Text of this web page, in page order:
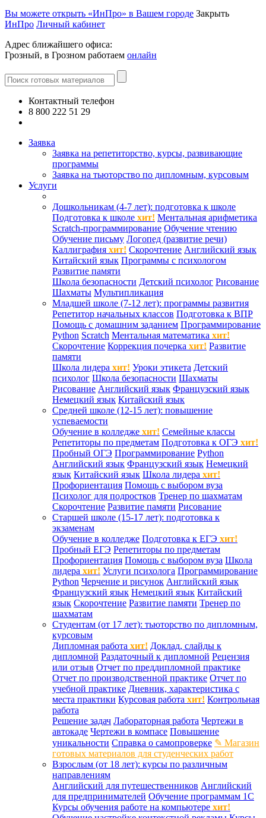
Вы можете открыть «ИнПро» в Вашем городе Закрыть
ИнПро Личный кабинет
Адрес ближайшего офиса:
Грозный, в Грозном работаем онлайн
Контактный телефон
8 800 222 51 29
Заявка
Заявка на репетиторство, курсы, развивающие
программы
Заявка на тьюторство по дипломным, курсовым
Услуги
Дошкольникам (4-7 лет): подготовка к школе
Подготовка к школе хит! Ментальная арифметика
Scratch-программирование Обучение чтению
Обучение письму Логопед (развитие речи)
Каллиграфия хит! Скорочтение Английский язык
Китайский язык Программы с психологом
Развитие памяти
Школа безопасности Детский психолог Рисование
Шахматы Мультипликация
Младшей школе (7-12 лет): программы развития
Репетитор начальных классов Подготовка к ВПР
Помощь с домашним заданием Программирование
Python Scratch Ментальная математика хит!
Скорочтение Коррекция почерка хит! Развитие
памяти
Школа лидера хит! Уроки этикета Детский
психолог Школа безопасности Шахматы
Рисование Английский язык Французский язык
Немецкий язык Китайский язык
Средней школе (12-15 лет): повышение
успеваемости
Обучение в колледже хит! Семейные классы
Репетиторы по предметам Подготовка к ОГЭ хит!
Пробный ОГЭ Программирование Python
Английский язык Французский язык Немецкий
язык Китайский язык Школа лидера хит!
Профориентация Помощь с выбором вуза
Психолог для подростков Тренер по шахматам
Скорочтение Развитие памяти Рисование
Старшей школе (15-17 лет): подготовка к
экзаменам
Обучение в колледже Подготовка к ЕГЭ хит!
Пробный ЕГЭ Репетиторы по предметам
Профориентация Помощь с выбором вуза Школа
лидера хит! Услуги психолога Программирование
Python Черчение и рисунок Английский язык
Французский язык Немецкий язык Китайский
язык Скорочтение Развитие памяти Тренер по
шахматам
Студентам (от 17 лет): тьюторство по дипломным,
курсовым
Дипломная работа хит! Доклад, слайды к
дипломной Раздаточный к дипломной Рецензия
или отзыв Отчет по преддипломной практике
Отчет по производственной практике Отчет по
учебной практике Дневник, характеристика с
места практики Курсовая работа хит! Контрольная
работа
Решение задач Лабораторная работа Чертежи в
автокаде Чертежи в компасе Повышение
уникальности Справка о самопроверке ✎ Магазин
готовых материалов для студенческих работ
Взрослым (от 18 лет): курсы по различным
направлениям
Английский для путешественников Английский
для предпринимателей Обучение программам 1С
Курсы обучения работе на компьютере хит!